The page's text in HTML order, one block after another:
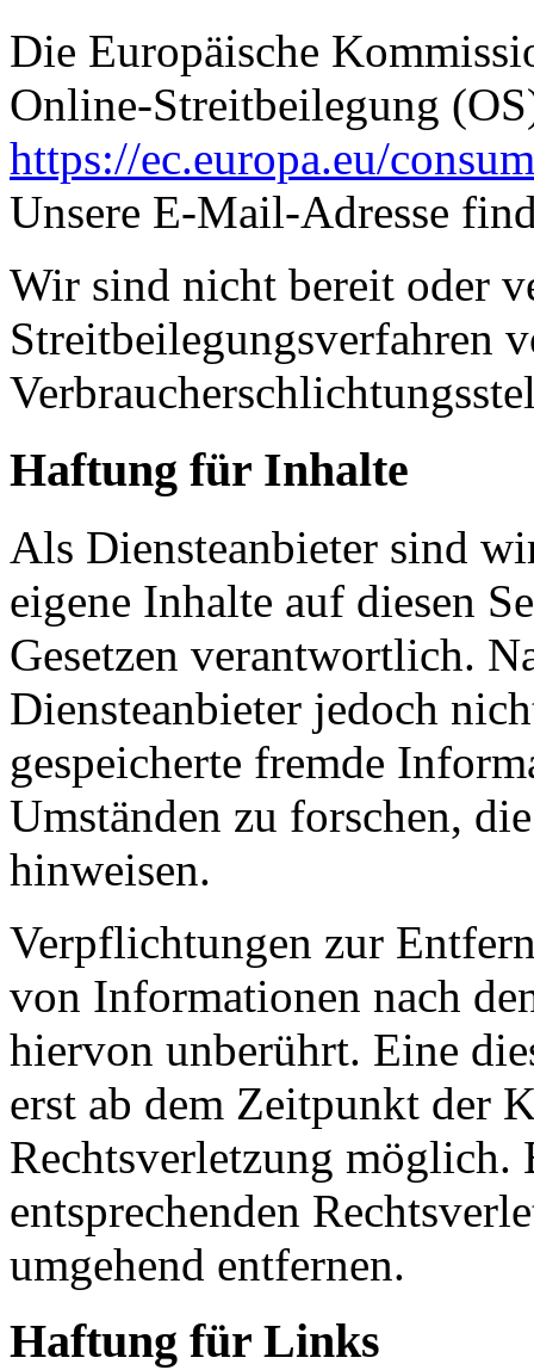
Die Europäische
Online-Streitbeilegung
https://ec.europa.eu/
Unsere E-Mail-Adresse
Wir sind nicht bereit oder
Streitbeilegungsverfahren
Haftung für Inhalte
Als Diensteanbieter sind
eigene Inhalte auf diesen
Gesetzen verantwortlich.
Diensteanbieter jedoch
gespeicherte fremde
Umständen zu forschen,
hinweisen.
Verpflichtungen zur
von Informationen nach
hiervon unberührt. Eine
erst ab dem Zeitpunkt der
Rechtsverletzung möglich.
entsprechenden
umgehend entfernen.
Haftung für Links